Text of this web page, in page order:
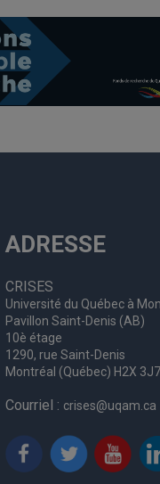
ADRESSE
CRISES
Université du Québec à
Pavillon Saint-Denis (AB)
10è étage
1290, rue Saint-Denis
Montréal (Québec) H2X 3J7
Courriel : crises@uqam.ca